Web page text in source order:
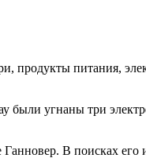
продукты питания,
были угнаны три
В поисках